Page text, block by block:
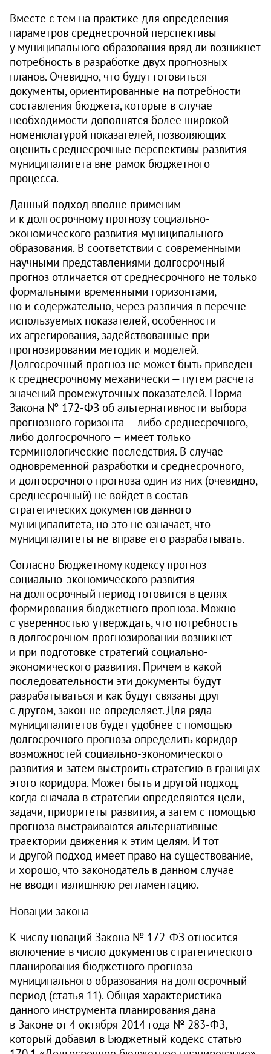
Вместе с тем на практике для определения
параметров среднесрочной перспективы
у муниципального образования вряд ли возникнет
потребность в разработке двух прогнозных
планов. Очевидно, что будут готовиться
документы, ориентированные на потребности
составления бюджета, которые в случае
необходимости дополнятся более широкой
номенклатурой показателей, позволяющих
оценить среднесрочные перспективы развития
муниципалитета вне рамок бюджетного
процесса.
Данный подход вполне применим
и к долгосрочному прогнозу социально-
экономического развития муниципального
образования. В соответствии с современными
научными представлениями долгосрочный
прогноз отличается от среднесрочного не только
формальными временными горизонтами,
но и содержательно, через различия в перечне
используемых показателей, особенности
их агрегирования, задействованные при
прогнозировании методик и моделей.
Долгосрочный прогноз не может быть приведен
к среднесрочному механически — путем расчета
значений промежуточных показателей. Норма
Закона № 172‑ФЗ об альтернативности выбора
прогнозного горизонта — либо среднесрочного,
либо долгосрочного — имеет только
терминологические последствия. В случае
одновременной разработки и среднесрочного,
и долгосрочного прогноза один из них (очевидно,
среднесрочный) не войдет в состав
стратегических документов данного
муниципалитета, но это не означает, что
муниципалитеты не вправе его разрабатывать.
Согласно Бюджетному кодексу прогноз
социально-экономического развития
на долгосрочный период готовится в целях
формирования бюджетного прогноза. Можно
с уверенностью утверждать, что потребность
в долгосрочном прогнозировании возникнет
и при подготовке стратегий социально-
экономического развития. Причем в какой
последовательности эти документы будут
разрабатываться и как будут связаны друг
с другом, закон не определяет. Для ряда
муниципалитетов будет удобнее с помощью
долгосрочного прогноза определить коридор
возможностей социально-экономического
развития и затем выстроить стратегию в границах
этого коридора. Может быть и другой подход,
когда сначала в стратегии определяются цели,
задачи, приоритеты развития, а затем с помощь­ю
прогноза выстраиваются альтернативные
траектории движения к этим целям. И тот
и другой подход имеет право на существование,
и хорошо, что законодатель в данном случае
не вводит излишнюю регламентацию.
Новации закона
К числу новаций Закона № 172‑ФЗ относится
включение в число документов стратегического
планирования бюджетного прогноза
муниципального образования на долгосрочный
период (с­татья 11). Общая характеристика
данного инструмента планирования дана
в Законе от 4 октября 2014 года № 283‑ФЗ,
который добавил в Бюджетный кодекс статью